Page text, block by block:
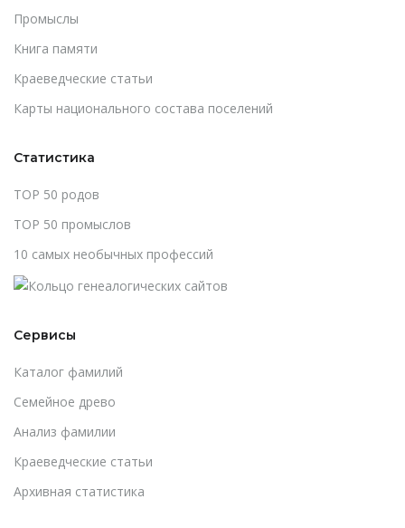
Промыслы
Книга памяти
Краеведческие статьи
Карты национального состава поселений
Статистика
TOP 50 родов
TOP 50 промыслов
10 самых необычных профессий
Сервисы
Каталог фамилий
Cемейное древо
Анализ фамилии
Краеведческие статьи
Архивная статистика